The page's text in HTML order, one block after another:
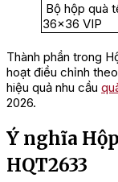
Bộ hộp quà
36×36 VIP
Thành phần trong
hoạt điều chỉnh
hiệu quả nhu cầu
2026.
Ý nghĩa
HQT2633